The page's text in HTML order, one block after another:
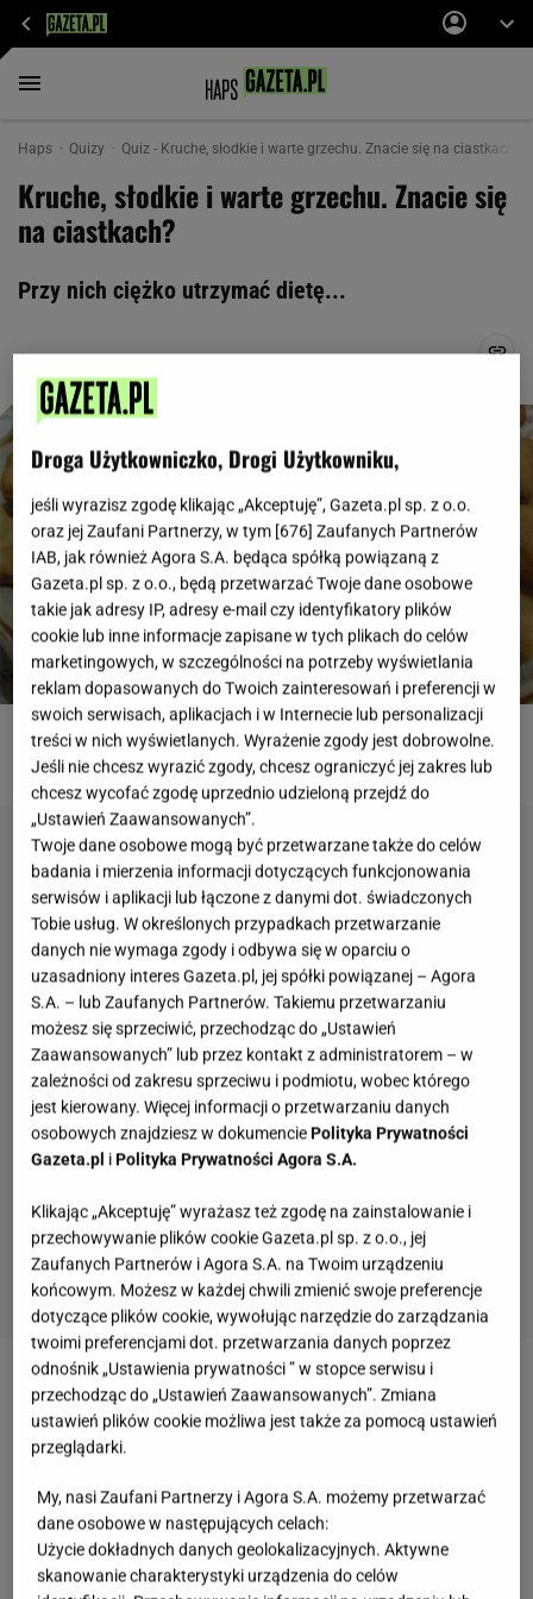
Haps Quizy Quiz - Kruche, słodkie i warte grzechu. Znacie się na ciastkach?
Kruche, słodkie i warte grzechu. Znacie się
na ciastkach?
Przy nich ciężko utrzymać dietę...
ROZWIĄŻ QUIZ
Quiz. Te filmy zna każdy, ale czy wystarczy jeden
kadr, by podać tytuł?
znawca zdobędzie 12/12!
Kulinarny quiz logiczny. Dopasujesz składnik do
Droga Użytkowniczko, Drogi Użytkowniku,
jeśli wyrazisz zgodę klikając „Akceptuję”, Gazeta.pl sp. z o.o.
oraz jej Zaufani Partnerzy, w tym [676] Zaufanych Partnerów
IAB, jak również Agora S.A. będąca spółką powiązaną z
Gazeta.pl sp. z o.o., będą przetwarzać Twoje dane osobowe
takie jak adresy IP, adresy e-mail czy identyfikatory plików
cookie lub inne informacje zapisane w tych plikach do celów
marketingowych, w szczególności na potrzeby wyświetlania
reklam dopasowanych do Twoich zainteresowań i preferencji w
swoich serwisach, aplikacjach i w Internecie lub personalizacji
treści w nich wyświetlanych. Wyrażenie zgody jest dobrowolne.
Jeśli nie chcesz wyrazić zgody, chcesz ograniczyć jej zakres lub
chcesz wycofać zgodę uprzednio udzieloną przejdź do
„Ustawień Zaawansowanych”.
Twoje dane osobowe mogą być przetwarzane także do celów
badania i mierzenia informacji dotyczących funkcjonowania
serwisów i aplikacji lub łączone z danymi dot. świadczonych
Tobie usług. W określonych przypadkach przetwarzanie
danych nie wymaga zgody i odbywa się w oparciu o
uzasadniony interes Gazeta.pl, jej spółki powiązanej – Agora
S.A. – lub Zaufanych Partnerów. Takiemu przetwarzaniu
możesz się sprzeciwić, przechodząc do „Ustawień
Zaawansowanych” lub przez kontakt z administratorem – w
zależności od zakresu sprzeciwu i podmiotu, wobec którego
jest kierowany. Więcej informacji o przetwarzaniu danych
osobowych znajdziesz w dokumenciePolityka Prywatności
Gazeta.pl iPolityka Prywatności Agora S.A.
Klikając „Akceptuję” wyrażasz też zgodę na zainstalowanie i
przechowywanie plików cookie Gazeta.pl sp. z o.o., jej
Zaufanych Partnerów i Agora S.A. na Twoim urządzeniu
końcowym. Możesz w każdej chwili zmienić swoje preferencje
dotyczące plików cookie, wywołując narzędzie do zarządzania
twoimi preferencjami dot. przetwarzania danych poprzez
odnośnik „Ustawienia prywatności ” w stopce serwisu i
przechodząc do „Ustawień Zaawansowanych”. Zmiana
ustawień plików cookie możliwa jest także za pomocą ustawień
przeglądarki.
My, nasi Zaufani Partnerzy i Agora S.A. możemy przetwarzać
dane osobowe w następujących celach:
Użycie dokładnych danych geolokalizacyjnych. Aktywne
skanowanie charakterystyki urządzenia do celów